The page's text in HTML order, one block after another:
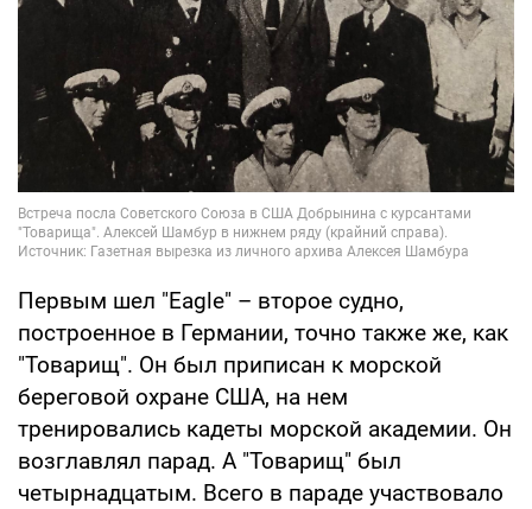
Первым шел "Eagle" – второе судно,
построенное в Германии, точно также же, как
"Товарищ". Он был приписан к морской
береговой охране США, на нем
тренировались кадеты морской академии. Он
возглавлял парад. А "Товарищ" был
четырнадцатым. Всего в параде участвовало